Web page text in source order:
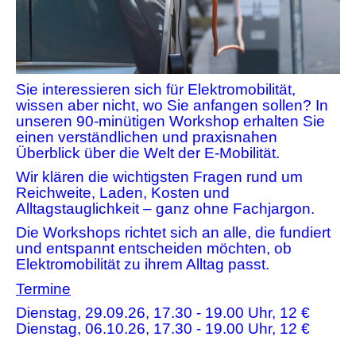
Sie interessieren sich für Elektromobilität,
wissen aber nicht, wo Sie anfangen sollen? In
unseren 90-minütigen Workshop erhalten Sie
einen verständlichen und praxisnahen
Überblick über die Welt der E-Mobilität.
Wir klären die wichtigsten Fragen rund um
Reichweite, Laden, Kosten und
Alltagstauglichkeit – ganz ohne Fachjargon.
Die Workshops richtet sich an alle, die fundiert
und entspannt entscheiden möchten, ob
Elektromobilität zu ihrem Alltag passt.
Termine
Dienstag, 29.09.26, 17.30 - 19.00 Uhr, 12 €
Dienstag, 06.10.26, 17.30 - 19.00 Uhr, 12 €